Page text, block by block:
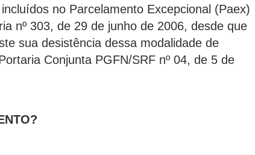
no Parcelamento Excepcional (Paex)
nº 303, de 29 de junho de 2006, desde que
sua desistência dessa modalidade de
Conjunta PGFN/SRF nº 04, de 5 de